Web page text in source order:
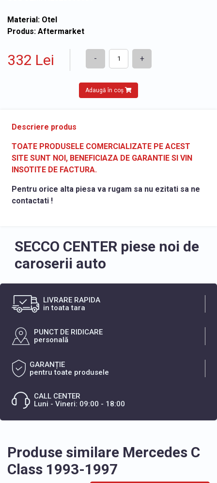
Material: Otel
Produs: Aftermarket
332 Lei - +
Adaugă în coș
Descriere produs
TOATE PRODUSELE COMERCIALIZATE PE ACEST
SITE SUNT NOI, BENEFICIAZA DE GARANTIE SI VIN
INSOTITE DE FACTURA.
Pentru orice alta piesa va rugam sa nu ezitati sa ne
contactati !
SECCO CENTER piese noi de
caroserii auto
LIVRARE RAPIDA
in toata tara
PUNCT DE RIDICARE
personală
GARANȚIE
pentru toate produsele
CALL CENTER
Luni - Vineri: 09:00 - 18:00
Produse similare Mercedes C
Class 1993-1997